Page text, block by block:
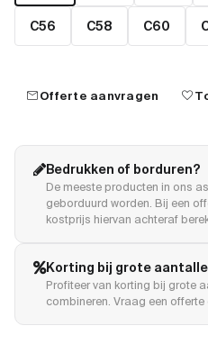
C56 C58 C60
mailOfferte aanvragen favorite
Bedrukken of borduren?
De meeste producten in ons
geborduurd worden. Bij een
kostprijs hiervan achteraf
Korting bij grote
Profiteer van korting bij grote
combineren. Vraag een